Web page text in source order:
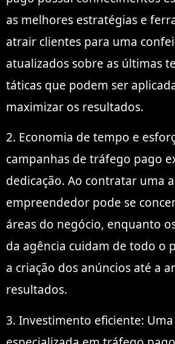
as melhores estratégias e
atrair clientes para uma
atualizados sobre as últimas
táticas que podem ser
maximizar os resultados.
2. Economia de tempo e
campanhas de tráfego pago
dedicação. Ao contratar uma
empreendedor pode se
áreas do negócio, enquanto
da agência cuidam de todo o
a criação dos anúncios até a
resultados.
3. Investimento eficiente: